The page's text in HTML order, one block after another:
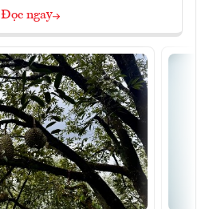
Đọc ngay